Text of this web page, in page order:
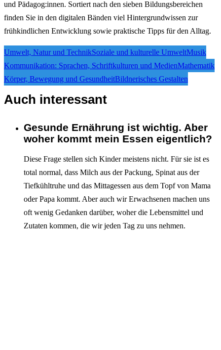
und Pädagog:innen. Sortiert nach den sieben Bildungsbereichen
finden Sie in den digitalen Bänden viel Hintergrundwissen zur
frühkindlichen Entwicklung sowie praktische Tipps für den Alltag.
Umwelt, Natur und TechnikSoziale und kulturelle UmweltMusik
Kommunikation: Sprachen, Schriftkulturen und MedienMathematik
Körper, Bewegung und GesundheitBildnerisches Gestalten
Auch interessant
Interagieren
Gesunde Ernährung ist wichtig. Aber
woher kommt mein Essen eigentlich?
Diese Frage stellen sich Kinder meistens nicht. Für sie ist es
total normal, dass Milch aus der Packung, Spinat aus der
Tiefkühltruhe und das Mittagessen aus dem Topf von Mama
oder Papa kommt. Aber auch wir Erwachsenen machen uns
oft wenig Gedanken darüber, woher die Lebensmittel und
Zutaten kommen, die wir jeden Tag zu uns nehmen.